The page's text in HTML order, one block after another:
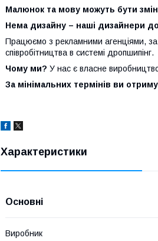
Малюнок та мову можуть бути
Нема дизайну – наші дизайнери
Працюємо з рекламними агенціями, за
співробітництва в системі дропшипінг.
Чому ми? У нас є власне
За мінімальних термінів ви
Характеристики
Основні
Виробник